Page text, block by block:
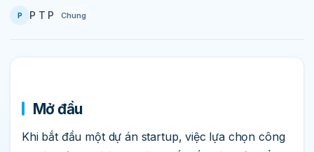
P P T P Chung
Mở đầu
Khi bắt đầu một dự án startup, việc lựa chọn công